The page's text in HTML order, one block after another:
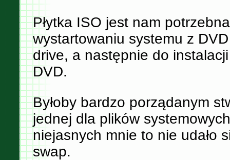
Płytka ISO jest nam
wystartowaniu systemu z
drive, a następnie do
DVD.
Byłoby bardzo porządanym
jednej dla plików
niejasnych mnie to nie udało
swap.